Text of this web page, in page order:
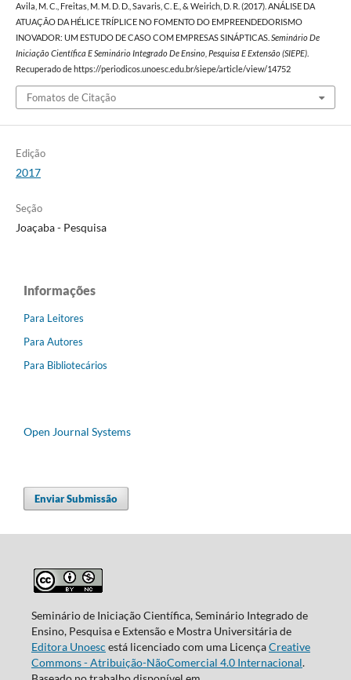
Avila, M. C., Freitas, M. M. D. D., Savaris, C. E., & Weirich, D. R. (2017). ANÁLISE DA
ATUAÇÃO DA HÉLICE TRÍPLICE NO FOMENTO DO EMPREENDEDORISMO
INOVADOR: UM ESTUDO DE CASO COM EMPRESAS SINÁPTICAS. Seminário De
Iniciação Científica E Seminário Integrado De Ensino, Pesquisa E Extensão (SIEPE).
Recuperado de https://periodicos.unoesc.edu.br/siepe/article/view/14752
Fomatos de Citação
Edição
2017
Seção
Joaçaba - Pesquisa
Informações
Para Leitores
Para Autores
Para Bibliotecários
Open Journal Systems
Enviar Submissão
Seminário de Iniciação Científica, Seminário Integrado de
Ensino, Pesquisa e Extensão e Mostra Universitária de
Editora Unoesc está licenciado com uma LicençaCreative
Commons - Atribuição-NãoComercial 4.0 Internacional.